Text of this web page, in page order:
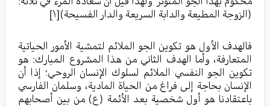
(الزوجة المطيعة والدابة السريعة والدار الفسيحة)[١]
فالهدف الأول هو تكوين الجو الملائم لتمشية الأمور الحياتية
المتعارفة، وأما الهدف الثاني من هذا المشروع المبارك: هو
تكوين الجو النفسي الملائم لسلوك الإنسان الروحي؛ إذا أن
الإنسان بحاجة إلى فراغ من الحياة المادية، وسلمان الفارسي
باعتقادنا هو أول شخصية بعد الأئمة (ع) من بين أصحابهم